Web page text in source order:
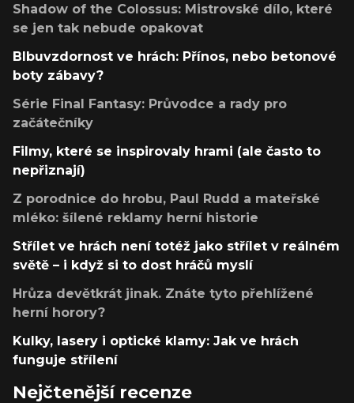
Shadow of the Colossus: Mistrovské dílo, které
se jen tak nebude opakovat
Blbuvzdornost ve hrách: Přínos, nebo betonové
boty zábavy?
Série Final Fantasy: Průvodce a rady pro
začátečníky
Filmy, které se inspirovaly hrami (ale často to
nepřiznají)
Z porodnice do hrobu, Paul Rudd a mateřské
mléko: šílené reklamy herní historie
Střílet ve hrách není totéž jako střílet v reálném
světě – i když si to dost hráčů myslí
Hrůza devětkrát jinak. Znáte tyto přehlížené
herní horory?
Kulky, lasery i optické klamy: Jak ve hrách
funguje střílení
Nejčtenější recenze